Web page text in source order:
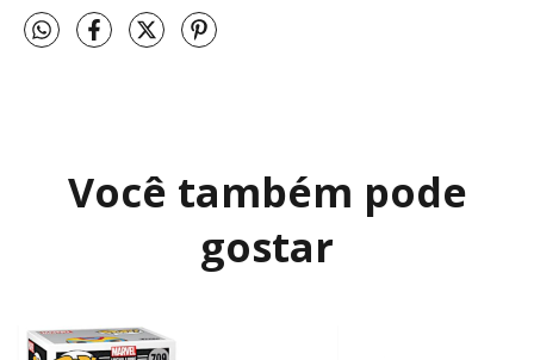
Você também pode
gostar